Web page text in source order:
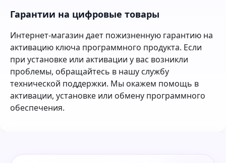
Гарантии на цифровые товары
Интернет-магазин дает пожизненную гарантию на
активацию ключа программного продукта. Если
при установке или активации у вас возникли
проблемы, обращайтесь в нашу службу
технической поддержки. Мы окажем помощь в
активации, установке или обмену программного
обеспечения.